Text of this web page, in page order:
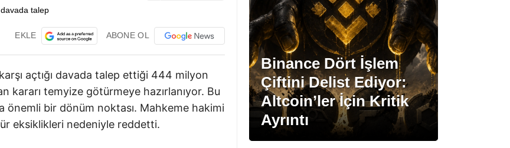
Stablecoin Haberleri
Facebook
Instagram
EKLE ABONE OL
açtığı davada talep ettiği 444 milyon
kararı temyize götürmeye hazırlanıyor. Bu
bir dönüm noktası. Mahkeme hakimi
eksiklikleri nedeniyle reddetti.
Binance Dört İşlem
Çiftini Delist Ediyor:
Altcoin’ler İçin Kritik
Ayrıntı